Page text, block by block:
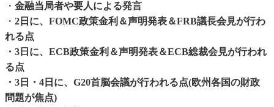
・ 金融当局者や要人による発言
・ 2日に、FOMC政策金利＆声明発表＆FRB議長会見が行わ
れる点
・3日に、ECB政策金利＆声明発表＆ECB総裁会見が行われ
る点
・3日・4日に、G20首脳会議が行われる点(欧州各国の財政
問題が焦点)